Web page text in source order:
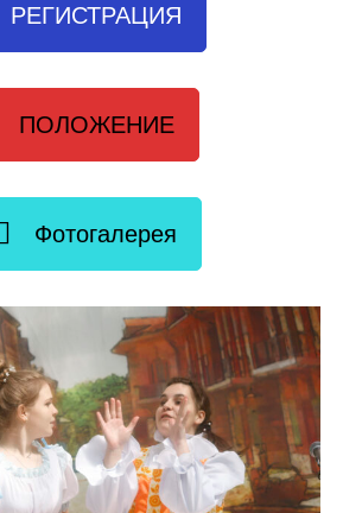
РЕГИСТРАЦИЯ
ПОЛОЖЕНИЕ
Фотогалерея